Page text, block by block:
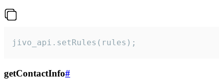
jivo_api.setRules(rules);
getContactInfo#